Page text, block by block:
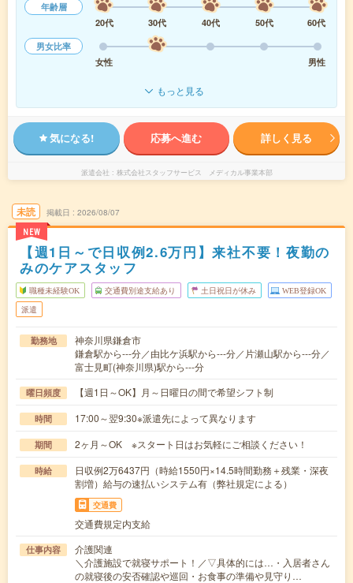
年齢層
20代
30代 40代 50代
60代
男女比率
女性
男性
もっと見る
気になる! 応募へ進む 詳しく見る
派遣会社 株式会社スタッフサービス メディカル事業本部
未読
NEW
掲載日 2026/08/07
【週1日～で日収例2.6万円】来社不要！夜勤の
みのケアスタッフ
職種未経験OK 交通費別途支給あり 土日祝日が休み WEB登録OK
派遣
勤務地
神奈川県鎌倉市
鎌倉駅から---分／由比ケ浜駅から---分／片瀬山駅から---分／
富士見町(神奈川県)駅から---分
曜日頻度 【週1日～OK】月～日曜日の間で希望シフト制
時間 17:00～翌9:30※派遣先によって異なります
期間 2ヶ月～OK ※スタート日はお気軽にご相談ください！
時給
日収例2万6437円（時給1550円×14.5時間勤務＋残業・深夜
割増）給与の速払いシステム有（弊社規定による）
交通費
交通費規定内支給
仕事内容
介護関連
＼介護施設で就寝サポート！／▽具体的には…・入居者さん
の就寝後の安否確認や巡回・お食事の準備や見守り…